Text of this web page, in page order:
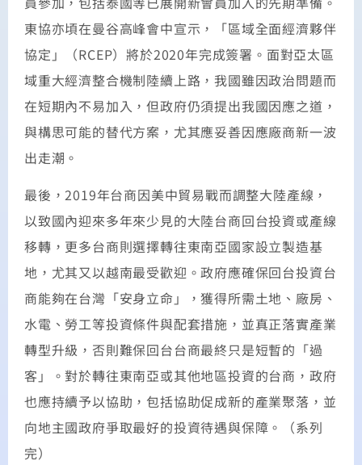
東協亦頃在曼谷高峰會中宣示，「區域全面經濟夥伴
協定」（RCEP）將於2020年完成簽署。面對亞太區
域重大經濟整合機制陸續上路，我國雖因政治問題而
在短期內不易加入，但政府仍須提出我國因應之道，
與構思可能的替代方案，尤其應妥善因應廠商新一波
出走潮。
最後，2019年台商因美中貿易戰而調整大陸產線，
以致國內迎來多年來少見的大陸台商回台投資或產線
移轉，更多台商則選擇轉往東南亞國家設立製造基
地，尤其又以越南最受歡迎。政府應確保回台投資台
商能夠在台灣「安身立命」，獲得所需土地、廠房、
水電、勞工等投資條件與配套措施，並真正落實產業
轉型升級，否則難保回台台商最終只是短暫的「過
客」。對於轉往東南亞或其他地區投資的台商，政府
也應持續予以協助，包括協助促成新的產業聚落，並
向地主國政府爭取最好的投資待遇與保障。（系列
完）